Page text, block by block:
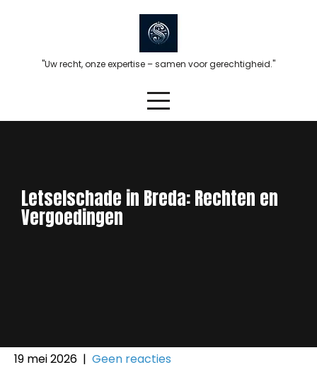
"Uw recht, onze expertise – samen voor gerechtigheid."
Letselschade in Breda: Rechten en
Vergoedingen
19 mei 2026 | Geen reacties